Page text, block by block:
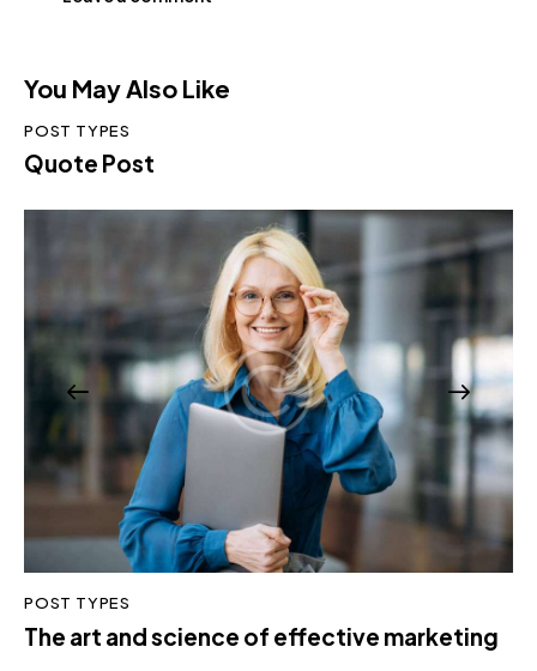
You May Also Like
POST TYPES
Quote Post
POST TYPES
The art and science of effective marketing